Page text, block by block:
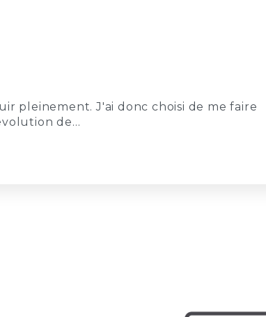
pleinement. J'ai donc choisi de me faire
de…